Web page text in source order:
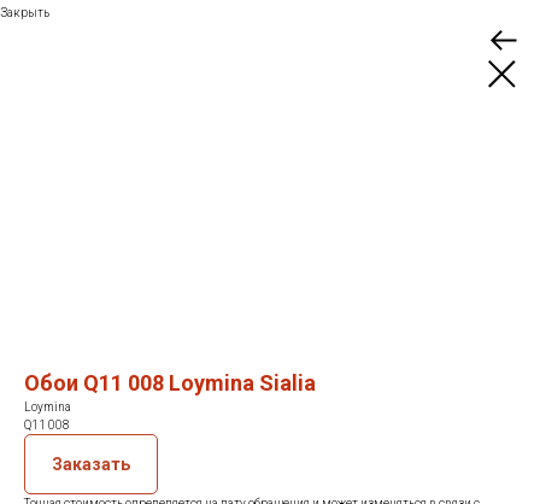
Закрыть
Обои Q11 008 Loymina Sialia
Loymina
Q11 008
Заказать